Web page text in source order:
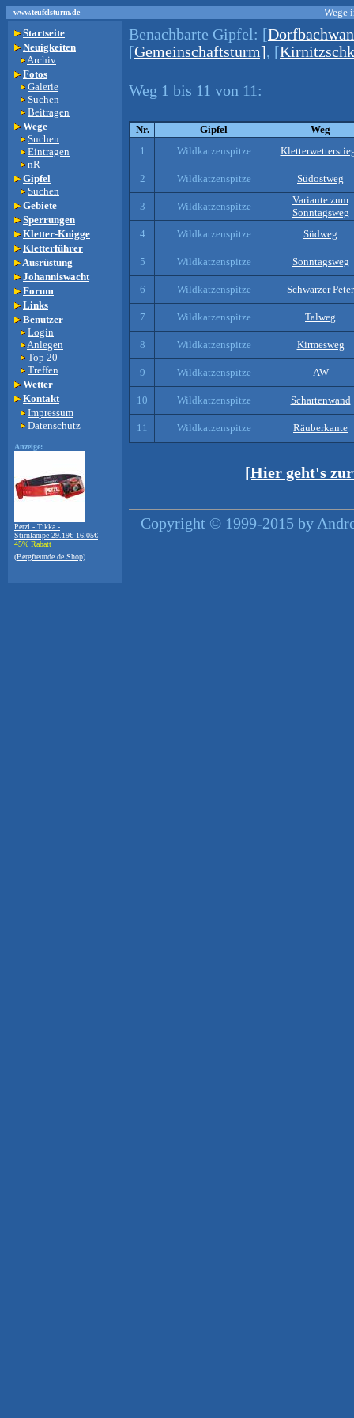
www.teufelsturm.de
Wege
Startseite
Neuigkeiten
Archiv
Fotos
Galerie
Suchen
Beitragen
Wege
Suchen
Eintragen
nR
Gipfel
Suchen
Gebiete
Sperrungen
Kletter-Knigge
Kletterführer
Ausrüstung
Johanniswacht
Forum
Links
Benutzer
Login
Anlegen
Top 20
Treffen
Wetter
Kontakt
Impressum
Datenschutz
Anzeige:
Petzl - Tikka -
Stirnlampe 29.19€ 16.05€
45% Rabatt
(Bergfreunde.de Shop)
Benachbarte Gipfel: [
[Gemeinschaftsturm], [
Weg 1 bis 11 von 11:
Nr. Gipfel
Weg
1
Wildkatzenspitze
2 Wildkatzenspitze Südostweg
3 Wildkatzenspitze
Variante zum
Sonntagsweg
4
Wildkatzenspitze Südweg
5 Wildkatzenspitze Sonntagsweg
6 Wildkatzenspitze Schwarzer Peter
7 Wildkatzenspitze Talweg
8 Wildkatzenspitze Kirmesweg
9 Wildkatzenspitze AW
10 Wildkatzenspitze Schartenwand
11 Wildkatzenspitze Räuberkante
[Hier geht's
Copyright © 1999-2015 by